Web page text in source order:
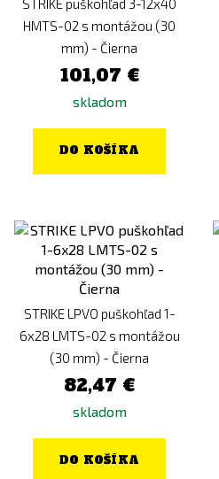
STRIKE puškohľad 3-12x40
HMTS-02 s montážou (30
mm) - Čierna
101,07 €
skladom
DO KOŠÍKA
STRIKE LPVO puškohľad 1-
6x28 LMTS-02 s montážou
(30 mm) - Čierna
82,47 €
skladom
DO KOŠÍKA